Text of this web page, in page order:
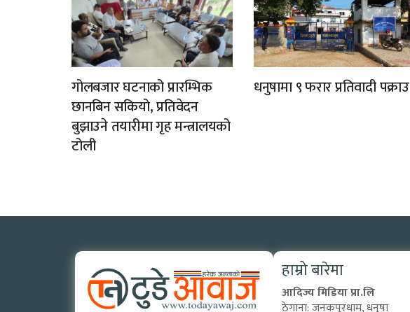
गोलबजार घटनाको प्रारम्भिक
छानबिन सकियो, प्रतिवेदन
बुझाउने तयारीमा गृह मन्त्रालयको
टोली
धनुषामा ९ फरार प्रतिवादी पक्राउ
हाम्रो बारेमा
आदिज्य मिडिया प्रा.लि